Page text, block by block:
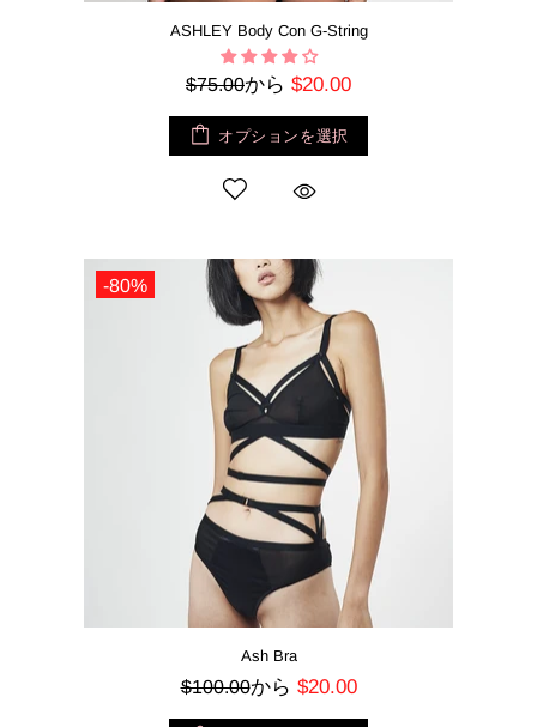
ASHLEY Body Con G-String
$75.00から $20.00
オプションを選択
-80%
Ash Bra
$100.00から $20.00